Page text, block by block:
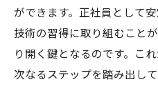
ができます。正社員として
技術の習得に取り組むこと
り開く鍵となるのです。こ
次なるステップを踏み出して